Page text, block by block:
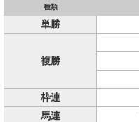
種類
単勝
複勝
枠連
馬連